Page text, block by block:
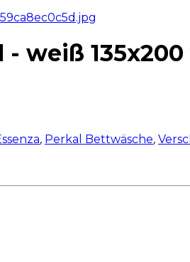
weiß 135x200
, Perkal Bettwäsche,